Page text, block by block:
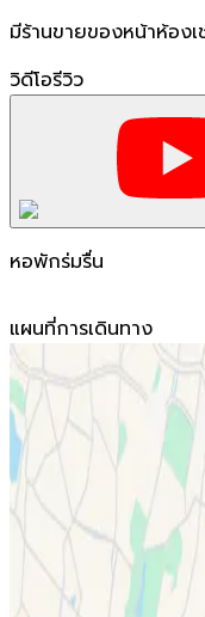
มีร้านขายของหน้าห้องเ
วิดีโอรีวิว
หอพักร่มรื่น
แผนที่การเดินทาง